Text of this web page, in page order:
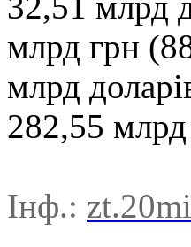
млрд грн
млрд
282,55
Інф.: